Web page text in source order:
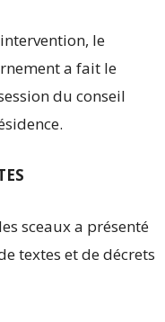
le
a fait le
du conseil
sceaux a présenté
textes et de décrets